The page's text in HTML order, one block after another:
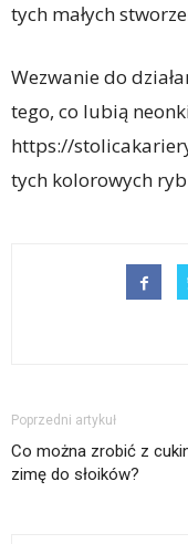
tych małych
Wezwanie do
tego, co lubią
https://
tych kolorowych
Poprzedni artykuł
Co można zrobić z
zimę do słoików?